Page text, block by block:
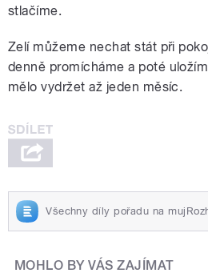
stlačíme.
Zelí můžeme nechat stát při
denně promícháme a poté
mělo vydržet až jeden měsíc.
Všechny díly pořadu na
MOHLO BY VÁS ZAJÍMAT